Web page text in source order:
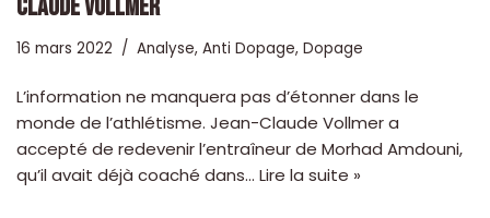
CLAUDE VOLLMER
16 mars 2022 Analyse, Anti Dopage, Dopage
L’information ne manquera pas d’étonner dans le
monde de l’athlétisme. Jean-Claude Vollmer a
accepté de redevenir l’entraîneur de Morhad Amdouni,
qu’il avait déjà coaché dans… Lire la suite »